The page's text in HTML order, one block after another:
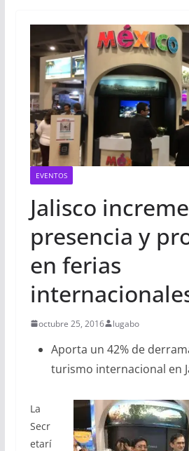
EVENTOS
Jalisco
presencia y
en ferias
octubre 25, 2016 lugabo
Aporta un 42% de
turismo internacional en
La
Secr
etarí